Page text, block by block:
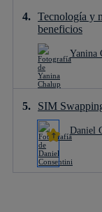
Tecnología y
beneficios
Yanina
SIM
Daniel